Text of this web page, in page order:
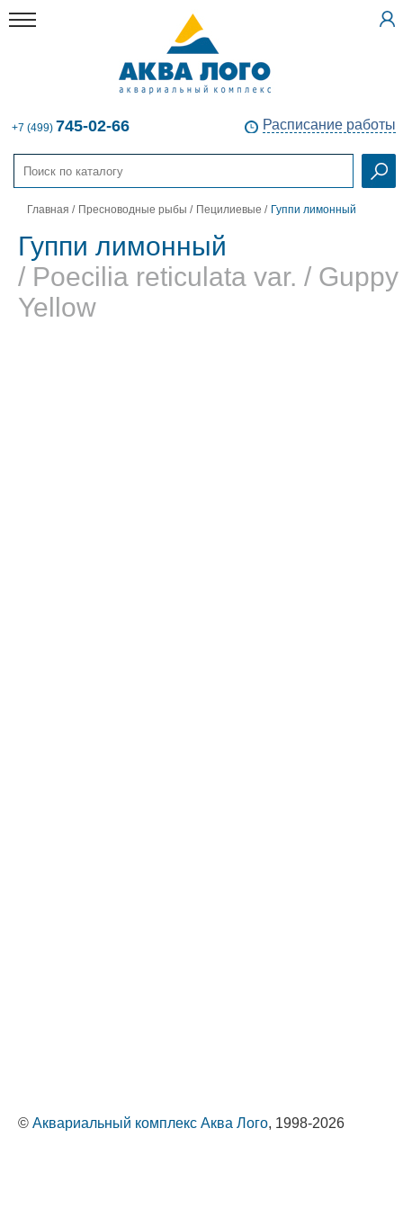
+7 (499) 745-02-66 Расписание работы
Главная / Пресноводные рыбы / Пецилиевые / Гуппи лимонный
Гуппи лимонный
/ Poecilia reticulata var. / Guppy
Yellow
© Аквариальный комплекс Аква Лого, 1998-2026